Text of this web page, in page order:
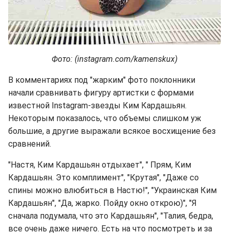
Фото: (instagram.com/kamenskux)
В комментариях под "жарким" фото поклонники
начали сравнивать фигуру артистки с формами
известной Instagram-звезды Ким Кардашьян.
Некоторым показалось, что объемы слишком уж
большие, а другие выражали всякое восхищение без
сравнений.
"Настя, Ким Кардашьян отдыхает", " Прям, Ким
Кардашьян. Это комплимент", "Крутая", "Даже со
спины можно влюбиться в Настю!", "Украинская Ким
Кардашьян", "Да, жарко. Пойду окно открою)", "Я
сначала подумала, что это Кардашьян", "Талия, бедра,
все очень даже ничего. Есть на что посмотреть и за